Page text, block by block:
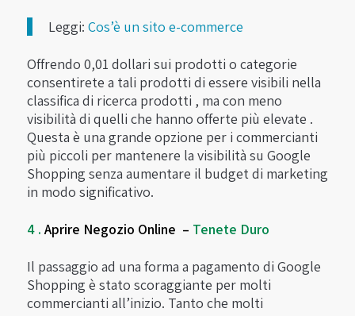
Leggi: Cos’è un sito e-commerce
Offrendo 0,01 dollari sui prodotti o categorie
consentirete a tali prodotti di essere visibili nella
classifica di ricerca prodotti , ma con meno
visibilità di quelli che hanno offerte più elevate .
Questa è una grande opzione per i commercianti
più piccoli per mantenere la visibilità su Google
Shopping senza aumentare il budget di marketing
in modo significativo.
4 . Aprire Negozio Online – Tenete Duro
Il passaggio ad una forma a pagamento di Google
Shopping è stato scoraggiante per molti
commercianti all’inizio. Tanto che molti